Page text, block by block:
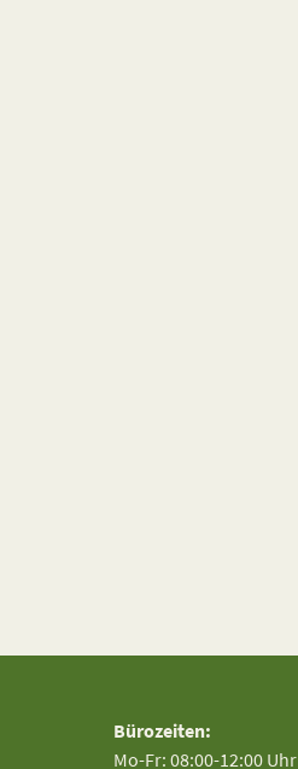
Bürozeiten:
Mo-Fr: 08:00-12:00 Uhr